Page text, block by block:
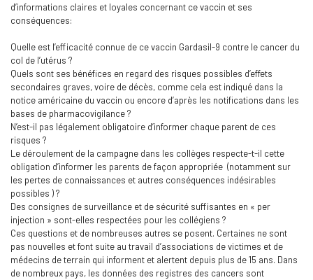
d’informations claires et loyales concernant ce vaccin et ses
conséquences:
Quelle est l’efficacité connue de ce vaccin Gardasil-9 contre le cancer du
col de l’utérus ?
Quels sont ses bénéfices en regard des risques possibles d’effets
secondaires graves, voire de décès, comme cela est indiqué dans la
notice américaine du vaccin ou encore d’après les notifications dans les
bases de pharmacovigilance ?
N’est-il pas légalement obligatoire d’informer chaque parent de ces
risques ?
Le déroulement de la campagne dans les collèges respecte-t-il cette
obligation d’informer les parents de façon appropriée (notamment sur
les pertes de connaissances et autres conséquences indésirables
possibles ) ?
Des consignes de surveillance et de sécurité suffisantes en « per
injection » sont-elles respectées pour les collégiens ?
Ces questions et de nombreuses autres se posent. Certaines ne sont
pas nouvelles et font suite au travail d’associations de victimes et de
médecins de terrain qui informent et alertent depuis plus de 15 ans. Dans
de nombreux pays, les données des registres des cancers sont